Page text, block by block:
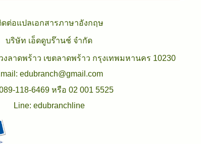
ดต่อแปลเอกสารภาษาอังกฤษ
บริษัท เอ็ดดูบร๊านช์ จำกัด
ลาดพร้าว เขตลาดพร้าว กรุงเทพมหานคร 10230
edubranch@gmail.com
118-6469 หรือ 02 001 5525
Line: edubranchline